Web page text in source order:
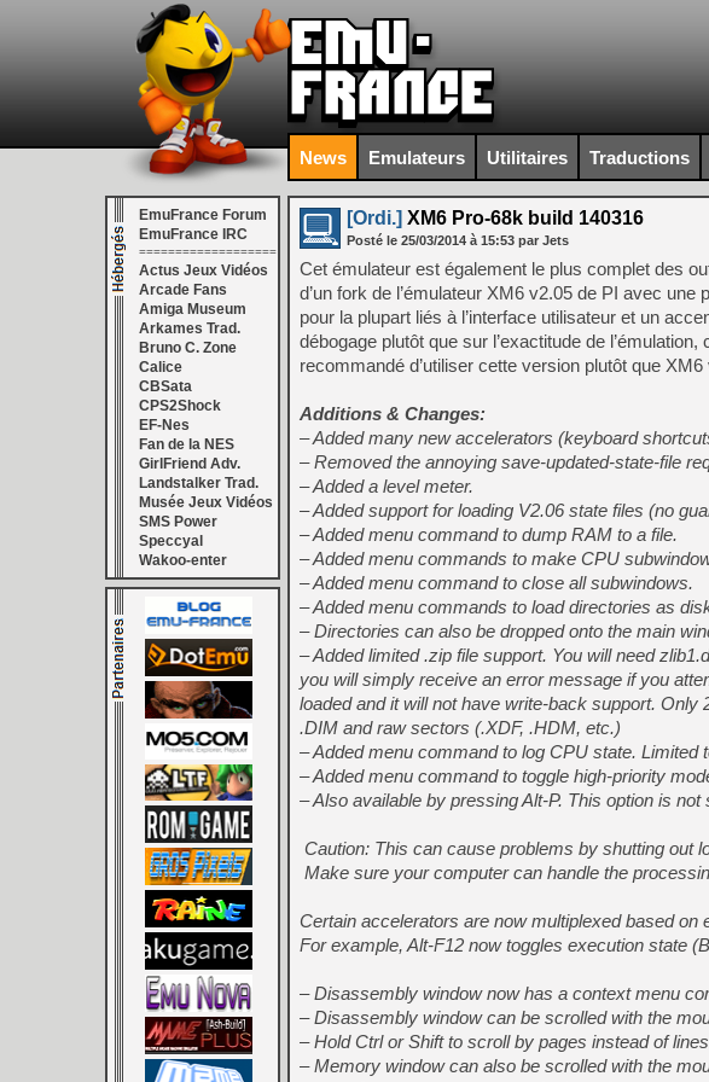
News Emulateurs Utilitaires Traductions
EmuFrance Forum
EmuFrance IRC
===================
Actus Jeux Vidéos
Arcade Fans
Amiga Museum
Arkames Trad.
Bruno C. Zone
Calice
CBSata
CPS2Shock
EF-Nes
Fan de la NES
GirlFriend Adv.
Landstalker Trad.
Musée Jeux Vidéos
SMS Power
Speccyal
Wakoo-enter
[Ordi.] XM6 Pro-68k build 140316
Posté le 25/03/2014 à 15:53 par Jets
Cet émulateur est également le plus complet des
d’un fork de l’émulateur XM6 v2.05 de PI avec
pour la plupart liés à l’interface utilisateur et un
débogage plutôt que sur l’exactitude de
recommandé d’utiliser cette version plutôt que XM6
Additions & Changes:
– Added many new accelerators (keyboard
– Removed the annoying save-updated-state-file
– Added a level meter.
– Added support for loading V2.06 state files (no
– Added menu command to dump RAM to a file.
– Added menu commands to make CPU
– Added menu command to close all subwindows.
– Added menu commands to load directories as
– Directories can also be dropped onto the main
– Added limited .zip file support. You will need
you will simply receive an error message if you
loaded and it will not have write-back support.
.DIM and raw sectors (.XDF, .HDM, etc.)
– Added menu command to log CPU state. Limited
– Added menu command to toggle high-priority
– Also available by pressing Alt-P. This option is not
Caution: This can cause problems by shutting out
Make sure your computer can handle the
Certain accelerators are now multiplexed based on
For example, Alt-F12 now toggles execution state
– Disassembly window now has a context menu
– Disassembly window can be scrolled with the
– Hold Ctrl or Shift to scroll by pages instead of
– Memory window can also be scrolled with the